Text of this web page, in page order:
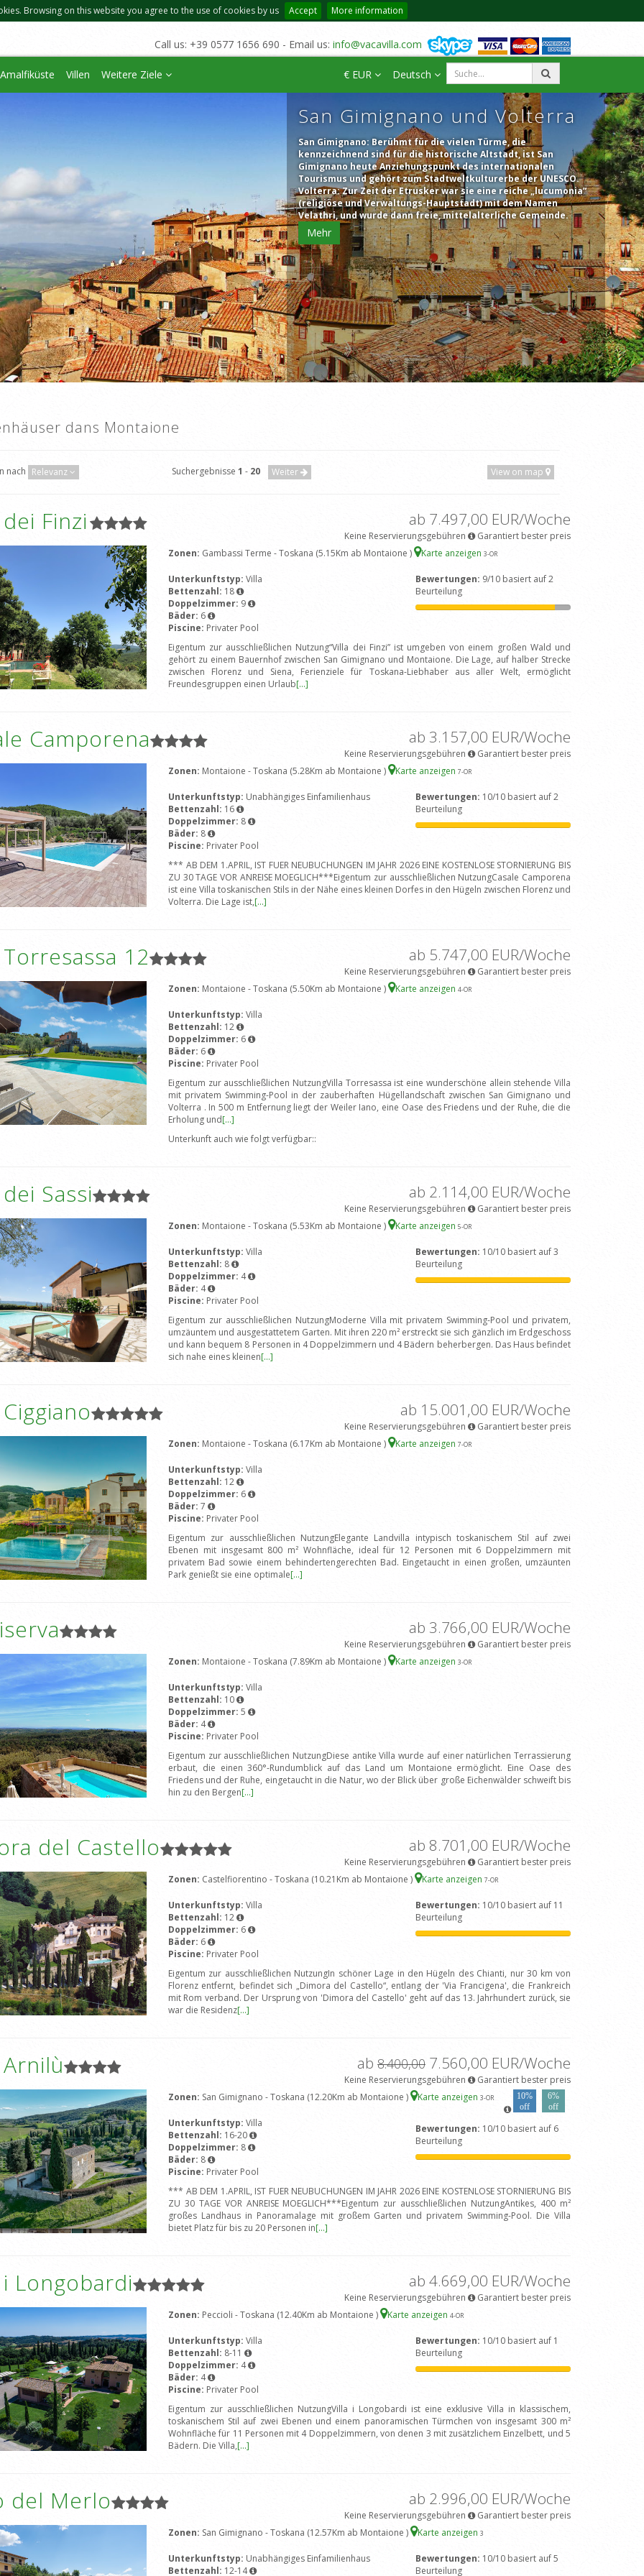
Browsing on this website you agree to the use of cookies by us Accept More information
Call us: +39 0577 1656 690 - Email us: info@vacavilla.com
Amalfiküste Villen Weitere Ziele € EUR Deutsch
San Gimignano und Volterra
San Gimignano: Berühmt für die vielen Türme, die
kennzeichnend sind für die historische Altstadt, ist San
Gimignano heute Anziehungspunkt des internationalen
Tourismus und gehört zum Stadtweltkulturerbe der UNESCO.
Volterra: Zur Zeit der Etrusker war sie eine reiche „lucumonia”
(religiöse und Verwaltungs-Hauptstadt) mit dem Namen
Velathri, und wurde dann freie, mittelalterliche Gemeinde.
Mehr
dans Montaione
nach Relevanz Suchergebnisse 1 - 20 Weiter View on map
Finzi ab 7.497,00 EUR/Woche
Keine Reservierungsgebühren
Garantiert bester preis
Zonen: Gambassi Terme - Toskana (5.15Km ab Montaione ) Karte anzeigen 3-OR
Unterkunftstyp: Villa
Bettenzahl: 18
Doppelzimmer: 9
Bäder: 6
Piscine: Privater Pool
Bewertungen: 9/10 basiert auf 2
Beurteilung
Eigentum zur ausschließlichen Nutzung“Villa dei Finzi” ist umgeben von einem großen Wald und
gehört zu einem Bauernhof zwischen San Gimignano und Montaione. Die Lage, auf halber Strecke
zwischen Florenz und Siena, Ferienziele für Toskana-Liebhaber aus aller Welt, ermöglicht
Freundesgruppen einen Urlaub[...]
Camporena ab 3.157,00 EUR/Woche
Keine Reservierungsgebühren
Garantiert bester preis
Zonen: Montaione - Toskana (5.28Km ab Montaione ) Karte anzeigen 7-OR
Unterkunftstyp: Unabhängiges Einfamilienhaus
Bettenzahl: 16
Doppelzimmer: 8
Bäder: 8
Piscine: Privater Pool
Bewertungen: 10/10 basiert auf 2
Beurteilung
*** AB DEM 1.APRIL, IST FUER NEUBUCHUNGEN IM JAHR 2026 EINE KOSTENLOSE STORNIERUNG BIS
ZU 30 TAGE VOR ANREISE MOEGLICH***Eigentum zur ausschließlichen NutzungCasale Camporena
ist eine Villa toskanischen Stils in der Nähe eines kleinen Dorfes in den Hügeln zwischen Florenz und
Volterra. Die Lage ist,[...]
12 ab 5.747,00 EUR/Woche
Keine Reservierungsgebühren
Garantiert bester preis
Zonen: Montaione - Toskana (5.50Km ab Montaione ) Karte anzeigen 4-OR
Unterkunftstyp: Villa
Bettenzahl: 12
Doppelzimmer: 6
Bäder: 6
Piscine: Privater Pool
Eigentum zur ausschließlichen NutzungVilla Torresassa ist eine wunderschöne allein stehende Villa
mit privatem Swimming-Pool in der zauberhaften Hügellandschaft zwischen San Gimignano und
Volterra . In 500 m Entfernung liegt der Weiler Iano, eine Oase des Friedens und der Ruhe, die die
Erholung und[...]
Unterkunft auch wie folgt verfügbar::
Sassi ab 2.114,00 EUR/Woche
Keine Reservierungsgebühren
Garantiert bester preis
Zonen: Montaione - Toskana (5.53Km ab Montaione ) Karte anzeigen 5-OR
Unterkunftstyp: Villa
Bettenzahl: 8
Doppelzimmer: 4
Bäder: 4
Piscine: Privater Pool
Bewertungen: 10/10 basiert auf 3
Beurteilung
Eigentum zur ausschließlichen NutzungModerne Villa mit privatem Swimming-Pool und privatem,
umzäuntem und ausgestattetem Garten. Mit ihren 220 m² erstreckt sie sich gänzlich im Erdgeschoss
und kann bequem 8 Personen in 4 Doppelzimmern und 4 Bädern beherbergen. Das Haus befindet
sich nahe eines kleinen[...]
ab 15.001,00 EUR/Woche
Keine Reservierungsgebühren
Garantiert bester preis
Zonen: Montaione - Toskana (6.17Km ab Montaione ) Karte anzeigen 7-OR
Unterkunftstyp: Villa
Bettenzahl: 12
Doppelzimmer: 6
Bäder: 7
Piscine: Privater Pool
Eigentum zur ausschließlichen NutzungElegante Landvilla intypisch toskanischem Stil auf zwei
Ebenen mit insgesamt 800 m² Wohnfläche, ideal für 12 Personen mit 6 Doppelzimmern mit
privatem Bad sowie einem behindertengerechten Bad. Eingetaucht in einen großen, umzäunten
Park genießt sie eine optimale[...]
ab 3.766,00 EUR/Woche
Keine Reservierungsgebühren
Garantiert bester preis
Zonen: Montaione - Toskana (7.89Km ab Montaione ) Karte anzeigen 3-OR
Unterkunftstyp: Villa
Bettenzahl: 10
Doppelzimmer: 5
Bäder: 4
Piscine: Privater Pool
Eigentum zur ausschließlichen NutzungDiese antike Villa wurde auf einer natürlichen Terrassierung
erbaut, die einen 360°-Rundumblick auf das Land um Montaione ermöglicht. Eine Oase des
Friedens und der Ruhe, eingetaucht in die Natur, wo der Blick über große Eichenwälder schweift bis
hin zu den Bergen[...]
del Castello ab 8.701,00 EUR/Woche
Keine Reservierungsgebühren
Garantiert bester preis
Zonen: Castelfiorentino - Toskana (10.21Km ab Montaione ) Karte anzeigen 7-OR
Unterkunftstyp: Villa
Bettenzahl: 12
Doppelzimmer: 6
Bäder: 6
Piscine: Privater Pool
Bewertungen: 10/10 basiert auf 11
Beurteilung
Eigentum zur ausschließlichen NutzungIn schöner Lage in den Hügeln des Chianti, nur 30 km von
Florenz entfernt, befindet sich „Dimora del Castello“, entlang der 'Via Francigena', die Frankreich
mit Rom verband. Der Ursprung von 'Dimora del Castello' geht auf das 13. Jahrhundert zurück, sie
war die Residenz[...]
ab 8.400,00 7.560,00 EUR/Woche
Keine Reservierungsgebühren
Garantiert bester preis
Zonen: San Gimignano - Toskana (12.20Km ab Montaione ) Karte anzeigen 3-OR
10%
off
6%
off
Unterkunftstyp: Villa
Bettenzahl: 16-20
Doppelzimmer: 8
Bäder: 8
Piscine: Privater Pool
Bewertungen: 10/10 basiert auf 6
Beurteilung
*** AB DEM 1.APRIL, IST FUER NEUBUCHUNGEN IM JAHR 2026 EINE KOSTENLOSE STORNIERUNG BIS
ZU 30 TAGE VOR ANREISE MOEGLICH***Eigentum zur ausschließlichen NutzungAntikes, 400 m²
großes Landhaus in Panoramalage mit großem Garten und privatem Swimming-Pool. Die Villa
bietet Platz für bis zu 20 Personen in[...]
Longobardi ab 4.669,00 EUR/Woche
Keine Reservierungsgebühren
Garantiert bester preis
Zonen: Peccioli - Toskana (12.40Km ab Montaione ) Karte anzeigen 4-OR
Unterkunftstyp: Villa
Bettenzahl: 8-11
Doppelzimmer: 4
Bäder: 4
Piscine: Privater Pool
Bewertungen: 10/10 basiert auf 1
Beurteilung
Eigentum zur ausschließlichen NutzungVilla i Longobardi ist eine exklusive Villa in klassischem,
toskanischem Stil auf zwei Ebenen und einem panoramischen Türmchen von insgesamt 300 m²
Wohnfläche für 11 Personen mit 4 Doppelzimmern, von denen 3 mit zusätzlichem Einzelbett, und 5
Bädern. Die Villa,[...]
del Merlo ab 2.996,00 EUR/Woche
Keine Reservierungsgebühren
Garantiert bester preis
Zonen: San Gimignano - Toskana (12.57Km ab Montaione ) Karte anzeigen 3
Unterkunftstyp: Unabhängiges Einfamilienhaus
Bettenzahl: 12-14
Bewertungen: 10/10 basiert auf 5
Beurteilung